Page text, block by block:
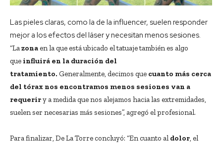
Las pieles claras, como la de la influencer, suelen responder
mejor a los efectos del láser y necesitan menos sesiones.
“Lazona en la que está ubicado el tatuaje también es algo
que influirá en la duración del
tratamiento. Generalmente, decimos que cuanto más cerca
del tórax nos encontramos menos sesiones van a
requeriry a medida que nos alejamos hacia las extremidades,
suelen ser necesarias más sesiones”, agregó el profesional.
Para finalizar, De La Torre concluyó: “En cuanto aldolor, el